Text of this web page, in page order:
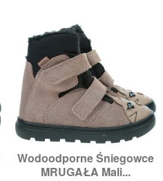
Wodoodporne Śniegowce
MRUGAŁA Mali...